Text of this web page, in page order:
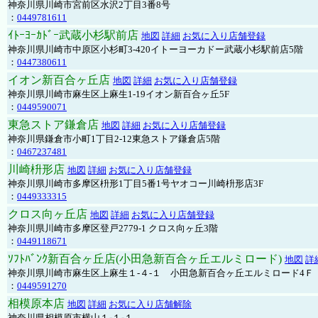
神奈川県川崎市宮前区水沢2丁目3番8号
： 0449781611
ｲﾄｰﾖｰｶﾄﾞｰ武蔵小杉駅前店 地図 詳細 お気に入り店舗登録
神奈川県川崎市中原区小杉町3-420イトーヨーカドー武蔵小杉駅前店5階
： 0447380611
イオン新百合ヶ丘店 地図 詳細 お気に入り店舗登録
神奈川県川崎市麻生区上麻生1-19イオン新百合ヶ丘5F
： 0449590071
東急ストア鎌倉店 地図 詳細 お気に入り店舗登録
神奈川県鎌倉市小町1丁目2-12東急ストア鎌倉店5階
： 0467237481
川崎枡形店 地図 詳細 お気に入り店舗登録
神奈川県川崎市多摩区枡形1丁目5番1号ヤオコー川崎枡形店3F
： 0449333315
クロス向ヶ丘店 地図 詳細 お気に入り店舗登録
神奈川県川崎市多摩区登戸2779-1 クロス向ヶ丘3階
： 0449118671
ｿﾌﾄﾊﾞﾝｸ新百合ヶ丘店(小田急新百合ヶ丘エルミロード) 地図 詳
神奈川県川崎市麻生区上麻生１-４-１ 小田急新百合ヶ丘エルミロード4Ｆ
： 0449591270
相模原本店 地図 詳細 お気に入り店舗解除